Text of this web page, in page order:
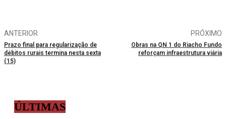
ANTERIOR
Prazo final para regularização de
débitos rurais termina nesta sexta
(15)
PRÓXIMO
Obras na QN 1 do Riacho Fundo
reforçam infraestrutura viária
ÚLTIMAS